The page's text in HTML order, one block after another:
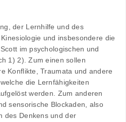
der Lernhilfe und des
und insbesondere die
im psychologischen und
1) 2) . Zum einen sollen
Konflikte, Traumata und andere
die Lernfähigkeiten
werden. Zum anderen
sensorische Blockaden, also
des Denkens und der